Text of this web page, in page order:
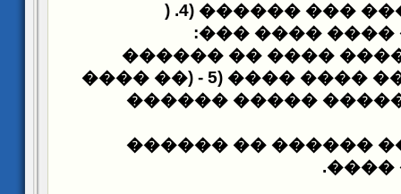
������ ����
) .
���� ���
:
�� ���� ���� ����
������ -
) -
�� ����
���� ���� ��
��� �����
������
.